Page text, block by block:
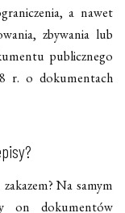
a nawet
zbywania lub
publicznego
r. o dokumentach
Na samym
on dokumentów